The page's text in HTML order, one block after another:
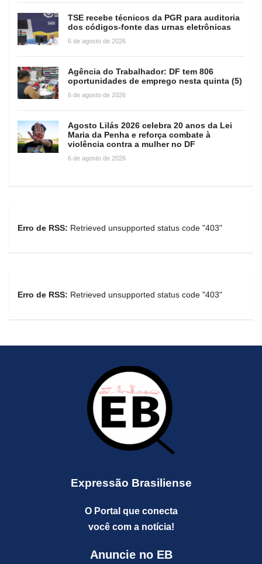
TSE recebe técnicos da PGR para auditoria
dos códigos-fonte das urnas eletrônicas
6 de agosto de 2026
Agência do Trabalhador: DF tem 806
oportunidades de emprego nesta quinta (5)
6 de agosto de 2026
Agosto Lilás 2026 celebra 20 anos da Lei
Maria da Penha e reforça combate à
violência contra a mulher no DF
6 de agosto de 2026
Erro de RSS: Retrieved unsupported status code "403"
Erro de RSS: Retrieved unsupported status code "403"
Expressão Brasiliense
O Portal que conecta
você com a notícia!
Anuncie no EB